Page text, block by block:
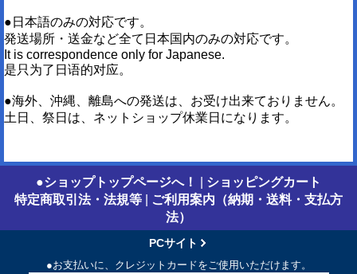
●日本語のみの対応です。
発送場所・送金など全て日本国内のみの対応です。
It is correspondence only for Japanese.
是只为了日语的对应。
●海外、沖縄、離島への発送は、お受け出来ておりません。
土日、祭日は、ネットショップ休業日になります。
●ショップトップページへ！
ショッピングカート
特定商取引法・法規等
ご利用案内（納期・送料・支払方
法）
PCサイト
●お支払いに、クレジットカードをご使用いただけます。